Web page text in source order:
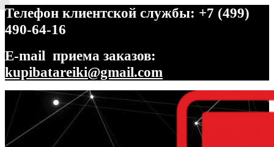
Телефон клиентской службы: +7 (499)
490-64-16
E-mail приема заказов:
kupibatareiki@gmail.com
Перейти
навигации
Перейти
содержимому